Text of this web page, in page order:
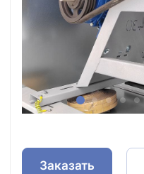
Заказать